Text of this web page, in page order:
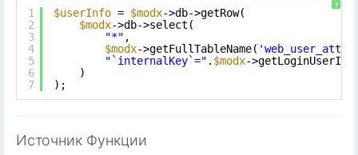
?
1
2
3
4
5
6
7
$userInfo = $modx->db->getRow(
$modx->db->select(
"*" ,
$modx->getFullTableName(
"`internalKey`=" . $modx-
)
);
Источник Функции